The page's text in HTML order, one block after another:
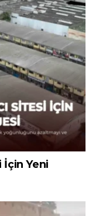
İçin Yeni